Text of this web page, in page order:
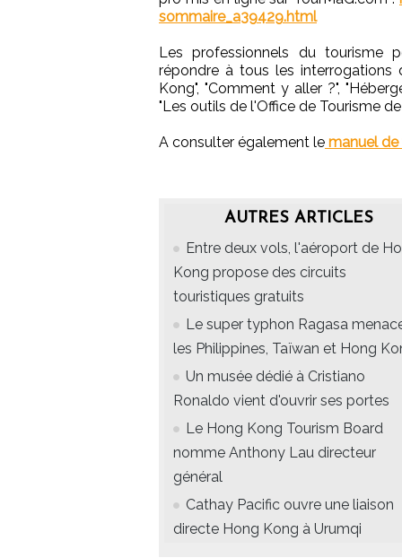
sommaire_a39429.html
Les professionnels du tourisme
répondre à tous les interrogations
Kong", "Comment y aller ?",
"Les outils de l'Office de Tourisme de
A consulter également le manuel
AUTRES ARTICLES
Entre deux vols, l'aéroport de
Kong propose des circuits
touristiques gratuits
Le super typhon Ragasa
les Philippines, Taïwan et Hong
Un musée dédié à Cristiano
Ronaldo vient d'ouvrir ses portes
Le Hong Kong Tourism Board
nomme Anthony Lau directeur
général
Cathay Pacific ouvre une liaison
directe Hong Kong à Urumqi